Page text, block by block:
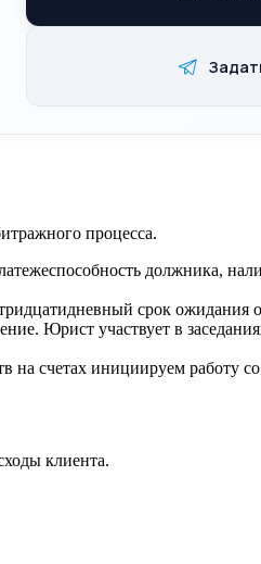
процесса.
должника,
срок ожидания
Юрист участвует в
счетах инициируем работу
клиента.